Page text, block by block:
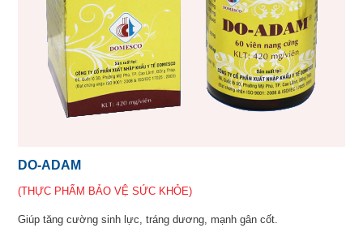
DO-ADAM
(THỰC PHẨM BẢO VỆ SỨC KHỎE)
Giúp tăng cường sinh lực, tráng dương, mạnh gân cốt.